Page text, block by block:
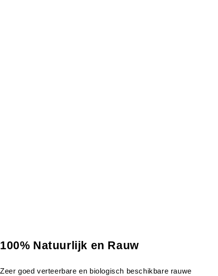
100% Natuurlijk en Rauw
Zeer goed verteerbare en biologisch beschikbare rauwe